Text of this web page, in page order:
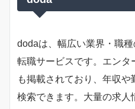
dodaは、幅広い業界・職
転職サービスです。エンタ
も掲載されており、年収や
検索できます。大量の求